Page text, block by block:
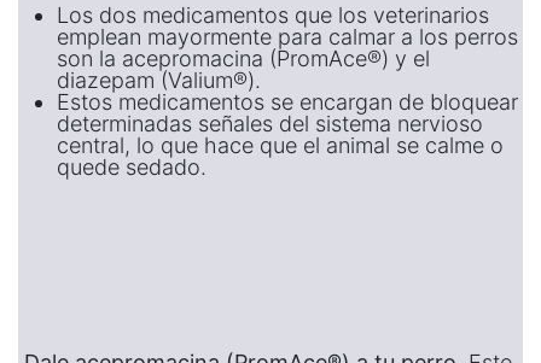
Los dos medicamentos que los veterinarios
emplean mayormente para calmar a los perros
son la acepromacina (PromAce®) y el
diazepam (Valium®).
Estos medicamentos se encargan de bloquear
determinadas señales del sistema nervioso
central, lo que hace que el animal se calme o
quede sedado.